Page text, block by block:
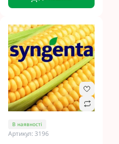
В наявності
Артикул: 3196